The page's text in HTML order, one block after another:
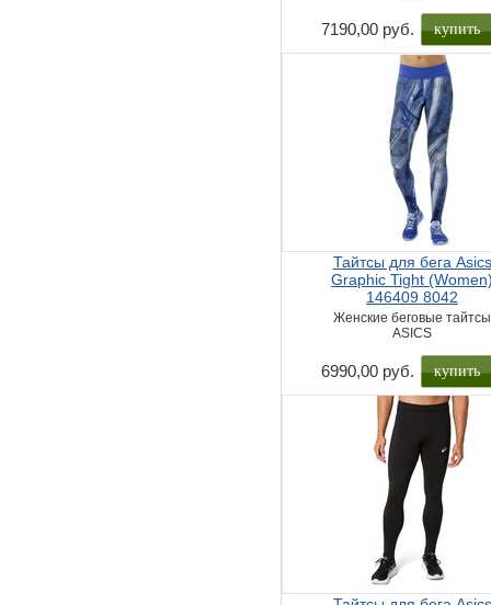
7190,00 руб. купить
Тайтсы для бега Asics
Graphic Tight
146409 8042
Женские беговые тайтсы
ASICS
6990,00 руб. купить